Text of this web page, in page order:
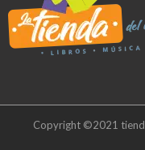
Copyright ©2021